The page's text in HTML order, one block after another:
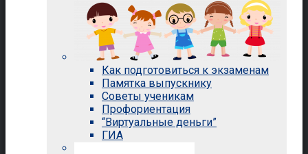
Как подготовиться к экзаменам
Памятка выпускнику
Советы ученикам
Профориентация
“Виртуальные деньги”
ГИА